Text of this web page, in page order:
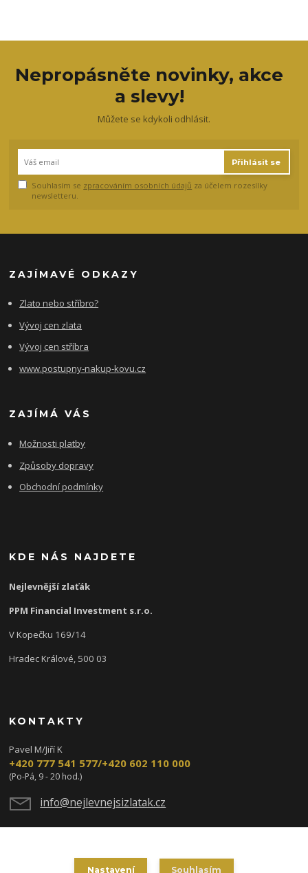
Nepropásněte novinky, akce
a slevy!
Můžete se kdykoli odhlásit.
Přihlásit se
Souhlasím se zpracováním osobních údajů za účelem rozesílky
newsletteru.
ZAJÍMAVÉ ODKAZY
Zlato nebo stříbro?
Vývoj cen zlata
Vývoj cen stříbra
www.postupny-nakup-kovu.cz
ZAJÍMÁ VÁS
Možnosti platby
Způsoby dopravy
Obchodní podmínky
KDE NÁS NAJDETE
Nejlevnější zlaťák
PPM Financial Investment s.r.o.
V Kopečku 169/14
Hradec Králové, 500 03
KONTAKTY
Pavel M/Jiří K
+420 777 541 577/+420 602 110 000
(Po-Pá, 9 - 20 hod.)
info@nejlevnejsizlatak.cz
Nastavení Souhlasím